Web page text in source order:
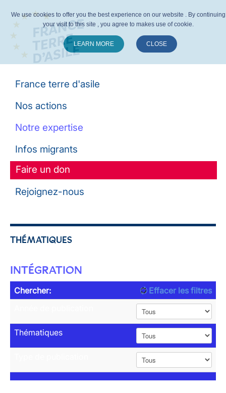
France terre d'asile
Nos actions
Notre expertise
Infos migrants
Faire un don
Rejoignez-nous
THÉMATIQUES
INTÉGRATION
Chercher:
Effacer les filtres
Thématiques
We use cookies to offer you the best experience on our website . By continuing
your visit to this site , you agree to makes use of cookie.
LEARN MORE CLOSE